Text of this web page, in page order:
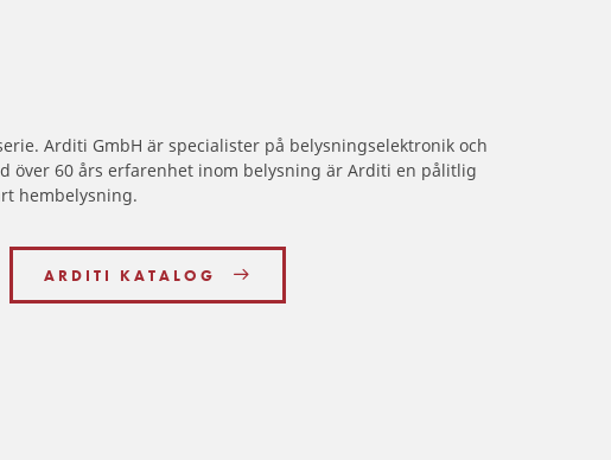
Arditi GmbH är specialister på belysningselektronik och
över 60 års erfarenhet inom belysning är Arditi en pålitlig
hembelysning.
ARDITI KATALOG